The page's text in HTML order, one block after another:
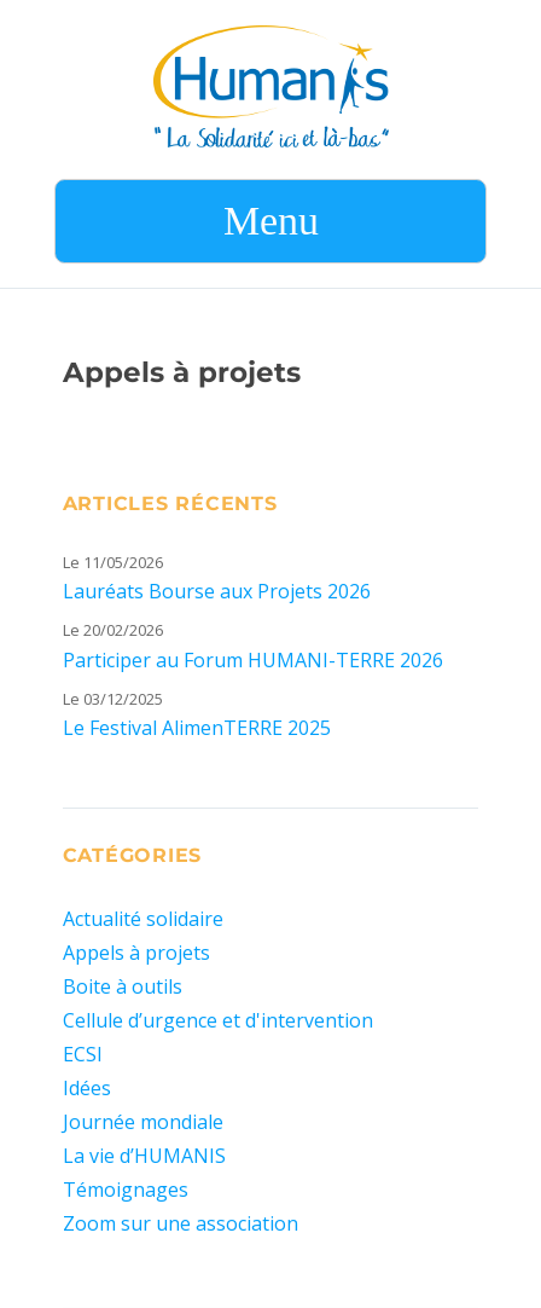
Menu
Appels à projets
ARTICLES RÉCENTS
Le 11/05/2026
Lauréats Bourse aux Projets 2026
Le 20/02/2026
Participer au Forum HUMANI-TERRE 2026
Le 03/12/2025
Le Festival AlimenTERRE 2025
CATÉGORIES
Actualité solidaire
Appels à projets
Boite à outils
Cellule d’urgence et d'intervention
ECSI
Idées
Journée mondiale
La vie d’HUMANIS
Témoignages
Zoom sur une association